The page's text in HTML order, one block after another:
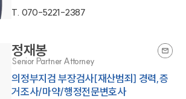
T. 070-5221-2387
정재봉
Senior Partner Attorney
의정부지검 부장검사[재산범죄] 경력,증
거조사/마약/행정전문변호사